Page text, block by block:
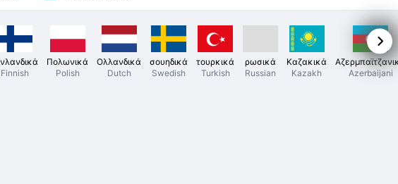
Finnish
Πολωνικά
Polish
Ολλανδικά
Dutch
σουηδικά
Swedish
τουρκικά
Turkish
ρωσικά
Russian
Καζακικά
Kazakh
Azerbaijani